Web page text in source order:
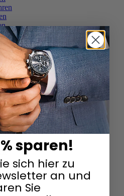
Edelsteine
sparen!
sich hier zu
an und
Sie